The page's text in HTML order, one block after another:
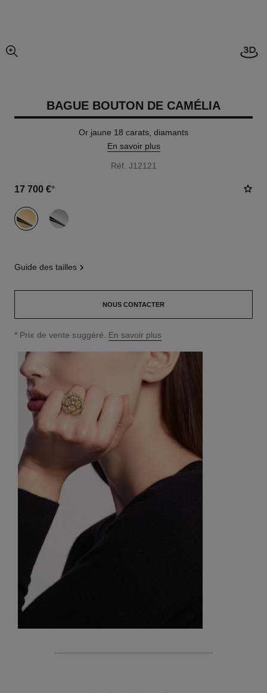
agrandissement
BAGUE BOUTON DE CAMÉLIA
Or jaune 18 carats, diamants
En savoir plus
Réf. J12121
17 700 €*
variante (2)
guide des tailles
NOUS CONTACTER
↩
* Prix de vente suggéré. En savoir plus